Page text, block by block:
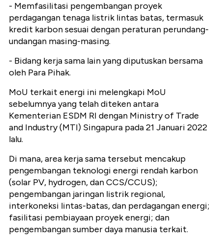
- Memfasilitasi pengembangan proyek
perdagangan tenaga listrik lintas batas, termasuk
kredit karbon sesuai dengan peraturan perundang-
undangan masing-masing.
- Bidang kerja sama lain yang diputuskan bersama
oleh Para Pihak.
MoU terkait energi ini melengkapi MoU
sebelumnya yang telah diteken antara
Kementerian ESDM RI dengan Ministry of Trade
and Industry (MTI) Singapura pada 21 Januari 2022
lalu.
Di mana, area kerja sama tersebut mencakup
pengembangan teknologi energi rendah karbon
(solar PV, hydrogen, dan CCS/CCUS);
pengembangan jaringan listrik regional,
interkoneksi lintas-batas, dan perdagangan energi;
fasilitasi pembiayaan proyek energi; dan
pengembangan sumber daya manusia terkait.